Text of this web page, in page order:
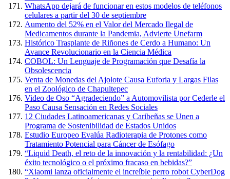
WhatsApp dejará de funcionar en estos modelos de teléfonos
celulares a partir del 30 de septiembre
Aumento del 52% en el Valor del Mercado Ilegal de
Medicamentos durante la Pandemia, Advierte Unefarm
Histórico Trasplante de Riñones de Cerdo a Humano: Un
Avance Revolucionario en la Ciencia Médica
COBOL: Un Lenguaje de Programación que Desafía la
Obsolescencia
Venta de Monedas del Ajolote Causa Euforia y Largas Filas
en el Zoológico de Chapultepec
Video de Oso “Agradeciendo” a Automovilista por Cederle el
Paso Causa Sensación en Redes Sociales
12 Ciudades Latinoamericanas y Caribeñas se Unen a
Programa de Sostenibilidad de Estados Unidos
Estudio Europeo Evalúa Radioterapia de Protones como
Tratamiento Potencial para Cáncer de Esófago
“Liquid Death, el reto de la innovación y la rentabilidad: ¿Un
éxito tecnológico o el próximo fracaso en bebidas?”
“Xiaomi lanza oficialmente el increíble perro robot CyberDog